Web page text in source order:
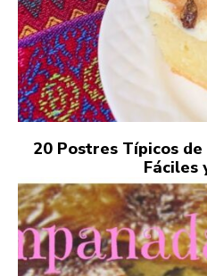
20 Postres Típicos
Fáciles